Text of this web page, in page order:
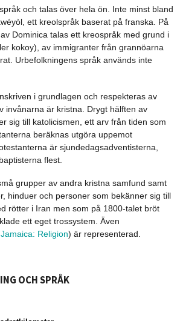
och talas över hela ön. Inte minst bland
ett kreolspråk baserat på franska. På
Dominica talas ett kreospråk med grund i
kokoy), av immigranter från grannöarna
Urbefolkningens språk används inte
i grundlagen och respekteras av
invånarna är kristna. Drygt hälften av
sig till katolicismen, ett arv från tiden som
beräknas utgöra uppemot
är sjundedagsadventisterna,
flest.
grupper av andra kristna samfund samt
hinduer och personer som bekänner sig till
rötter i Iran men som på 1800-talet bröt
ett eget trossystem. Även
Jamaica: Religion) är representerad.
OCH SPRÅK